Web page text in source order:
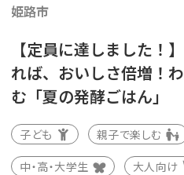
姫路市
【定員に達しました！
れば、おいしさ倍増！
む「夏の発酵ごはん」
子ども 親子で楽しむ
中・高・大学生 大人向け